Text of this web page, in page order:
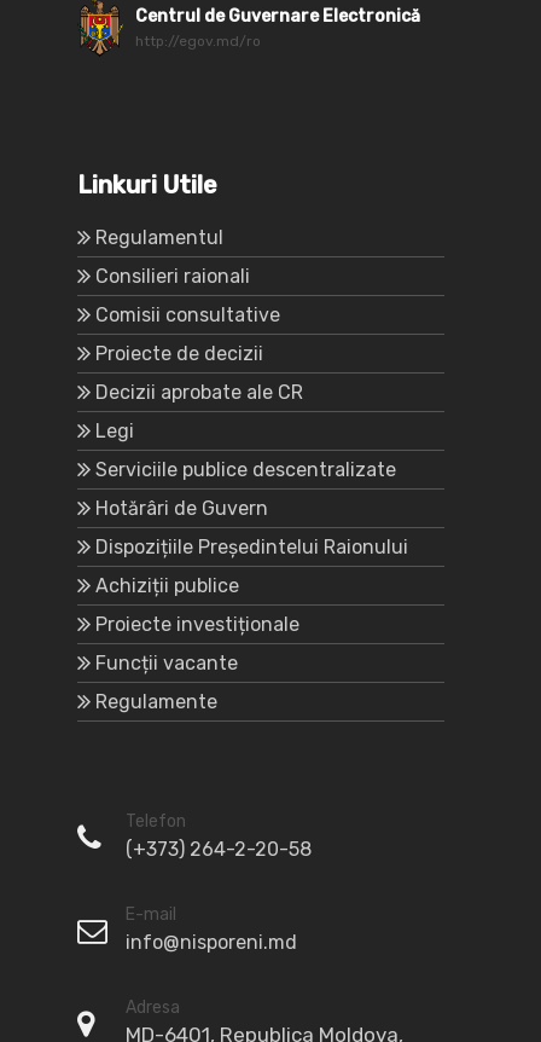
Centrul de Guvernare Electronică
http://egov.md/ro
Linkuri Utile
Regulamentul
Consilieri raionali
Comisii consultative
Proiecte de decizii
Decizii aprobate ale CR
Legi
Serviciile publice descentralizate
Hotărâri de Guvern
Dispozițiile Președintelui Raionului
Achiziții publice
Proiecte investiționale
Funcții vacante
Regulamente
Telefon
(+373) 264-2-20-58
E-mail
info@nisporeni.md
Adresa
MD-6401, Republica Moldova,